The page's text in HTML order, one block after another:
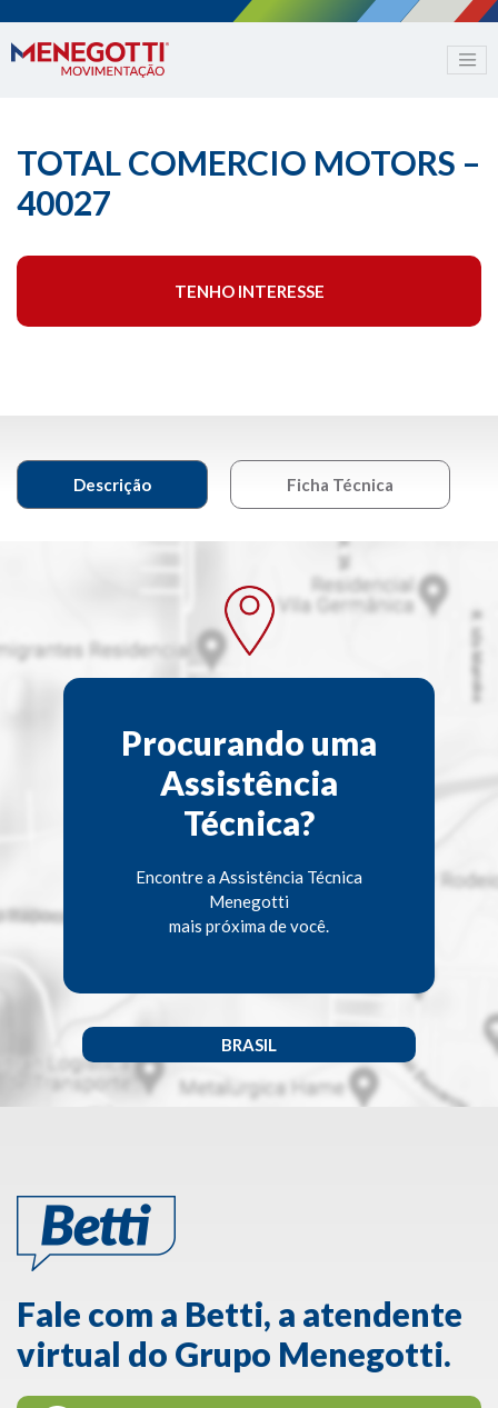
TOTAL COMERCIO MOTORS –
40027
TENHO INTERESSE
Descrição Ficha Técnica
Procurando uma
Assistência
Técnica?
Encontre a Assistência Técnica
Menegotti
mais próxima de você.
BRASIL
Fale com a Betti, a atendente
virtual do Grupo Menegotti.